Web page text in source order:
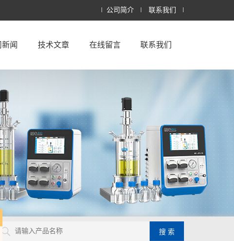
公司简介 联系我们
闻 技术文章 在线留言 联系我们